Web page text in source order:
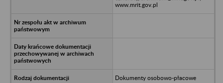
www.mrit.gov.pl
Dokumenty osobowo-płacowe